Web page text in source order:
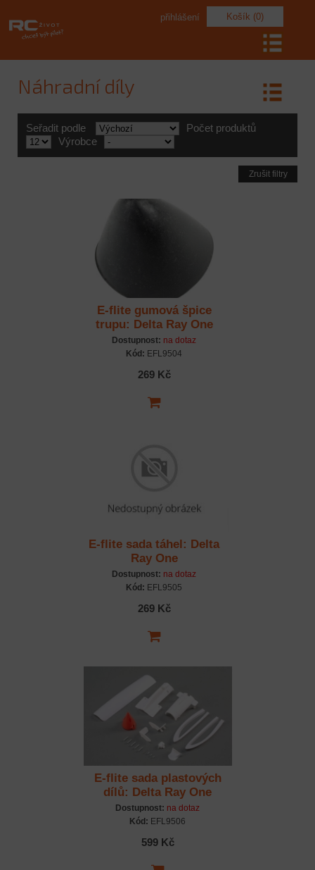
Košík (0)
přihlášení
Náhradní díly
Seřadit podle
Počet produktů
Výrobce
Zrušit filtry
E-flite gumová špice
trupu: Delta Ray One
Dostupnost: na dotaz
Kód: EFL9504
269 Kč
E-flite sada táhel: Delta
Ray One
Dostupnost: na dotaz
Kód: EFL9505
269 Kč
E-flite sada plastových
dílů: Delta Ray One
Dostupnost: na dotaz
Kód: EFL9506
599 Kč